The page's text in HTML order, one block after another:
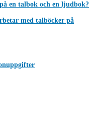
en talbok och en ljudbok?
med talböcker på